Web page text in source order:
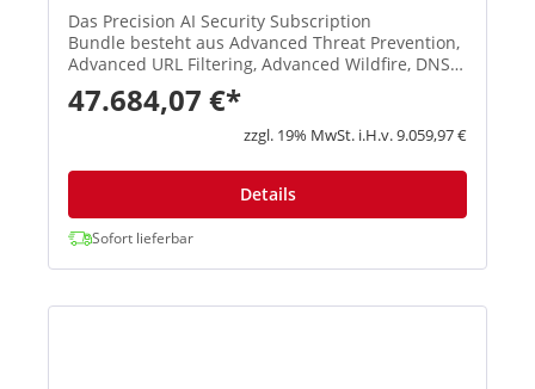
Das Precision AI Security Subscription
Bundle besteht aus Advanced Threat Prevention,
Advanced URL Filtering, Advanced Wildfire, DNS
Security und SD-WAN. Advanced Threat
Prevention: Stoppen Sie bekannte Exploits,
Malware, Spyware und Command-and-Con...
47.684,07 €*
zzgl. 19% MwSt. i.H.v. 9.059,97 €
Details
Sofort lieferbar